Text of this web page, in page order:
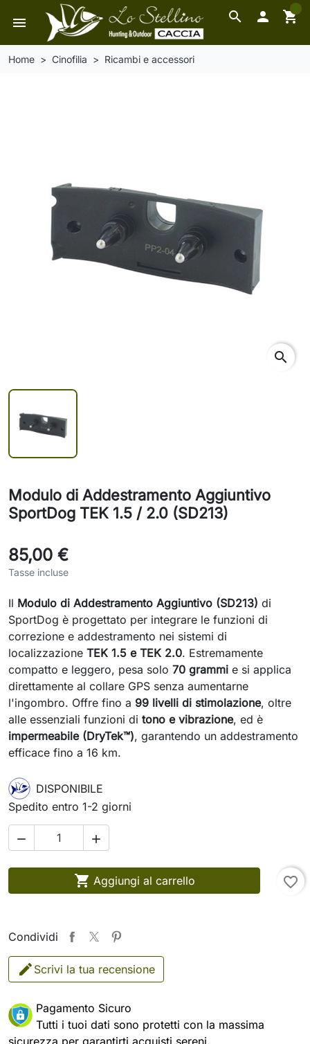
search
menu  shopping_cart
0
Home Cinofilia Ricambi e accessori
search
Modulo di Addestramento Aggiuntivo
SportDog TEK 1.5 / 2.0 (SD213)
85,00 €
Tasse incluse
Il Modulo di Addestramento Aggiuntivo (SD213) di
SportDog è progettato per integrare le funzioni di
correzione e addestramento nei sistemi di
localizzazione TEK 1.5 e TEK 2.0. Estremamente
compatto e leggero, pesa solo 70 grammi e si applica
direttamente al collare GPS senza aumentarne
l'ingombro. Offre fino a 99 livelli di stimolazione, oltre
alle essenziali funzioni di tono e vibrazione, ed è
impermeabile (DryTek™), garantendo un addestramento
efficace fino a 16 km.
DISPONIBILE
Spedito entro 1-2 giorni
 
 Aggiungi al carrello favorite_border
Condividi
Scrivi la tua recensione
Pagamento Sicuro
Tutti i tuoi dati sono protetti con la massima
sicurezza per garantirti acquisti sereni.